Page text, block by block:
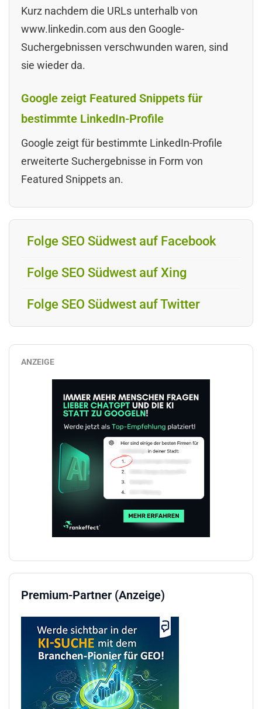
Kurz nachdem die URLs unterhalb von
www.linkedin.com aus den Google-
Suchergebnissen verschwunden waren, sind
sie wieder da.
Google zeigt Featured Snippets für
bestimmte LinkedIn-Profile
Google zeigt für bestimmte LinkedIn-Profile
erweiterte Suchergebnisse in Form von
Featured Snippets an.
Folge SEO Südwest auf Facebook
Folge SEO Südwest auf Xing
Folge SEO Südwest auf Twitter
ANZEIGE
Premium-Partner (Anzeige)